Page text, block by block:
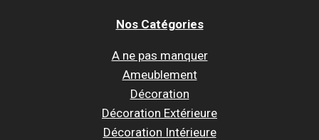
Nos Catégories
A ne pas manquer
Ameublement
Décoration
Décoration Extérieure
Décoration Intérieure